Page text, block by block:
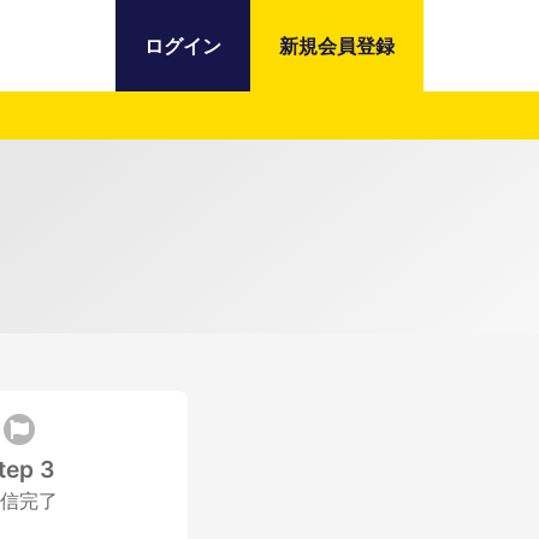
ログイン 新規会員登録
3
完了